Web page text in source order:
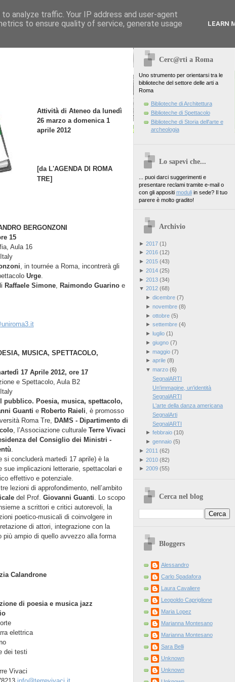
Attività di Ateneo da lunedì
26 marzo a domenica 1
aprile 2012
[da L'AGENDA DI ROMA
TRE]
BERGONZONI
15
Aula 16
, in tournée a Roma, incontrerà gli
Urge.
Raffaele Simone, Raimondo Guarino e
MUSICA, SPETTACOLO,
17 Aprile 2012, ore 17
e Spettacolo, Aula B2
pubblico. Poesia, musica, spettacolo,
Guanti e Roberto Raieli , è promosso
Roma Tre, DAMS - Dipartimento di
, l’Associazione culturale Terre Vivaci
del Consiglio dei Ministri -
si concluderà martedì 17 aprile) è la
sue implicazioni letterarie, spettacolari e
effettivo e potenziale.
lezioni di approfondimento, nell’ambito
del Prof. Giovanni Guanti . Lo scopo
a scrittori e critici autorevoli, la
poetico-musicali di coinvolgere in
di attori, integrazione con la
più ampio di quello avvezzo alla forma
Calandrone
di poesia e musica jazz
elettrica
dei testi
Vivaci
Cerc@rti a Roma
Uno strumento per orientarsi tra le
biblioteche del settore delle arti a
Roma
Biblioteche di Architettura
Biblioteche di Spettacolo
Biblioteche di Storia dell'arte e
archeologia
Lo sapevi che...
... puoi darci suggerimenti e
presentare reclami tramite e-mail o
con gli appositi moduliin sede? Il tuo
parere è molto gradito!
Archivio
► 2017(1)
► 2016(12)
► 2015(43)
► 2014(25)
► 2013(34)
▼ 2012(68)
► dicembre(7)
► novembre(8)
► ottobre(5)
► settembre(4)
► luglio(1)
► giugno(7)
► maggio(7)
► aprile(8)
▼ marzo(6)
SegnalARTI
Un'immagine, un'identità
SegnalARTI
L'arte della danza americana
SegnalArti
SegnalARTI
► febbraio(10)
► gennaio(5)
► 2011 (62)
► 2010(82)
► 2009(55)
Cerca nel blog
Bloggers
Alessandro
Carlo Spadafora
Laura Cavaliere
Leopoldo Capriglione
Maria Lopez
Marianna Montesano
Marianna Montesano
Sara Belli
Unknown
Unknown
analyze traffic. Your IP address and user-agent
to ensure quality of service, generate usage
LEARN